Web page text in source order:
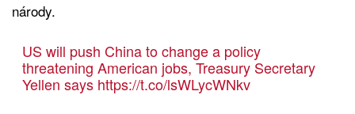
národy.
US will push China to change a policy
threatening American jobs, Treasury Secretary
Yellen says https://t.co/lsWLycWNkv